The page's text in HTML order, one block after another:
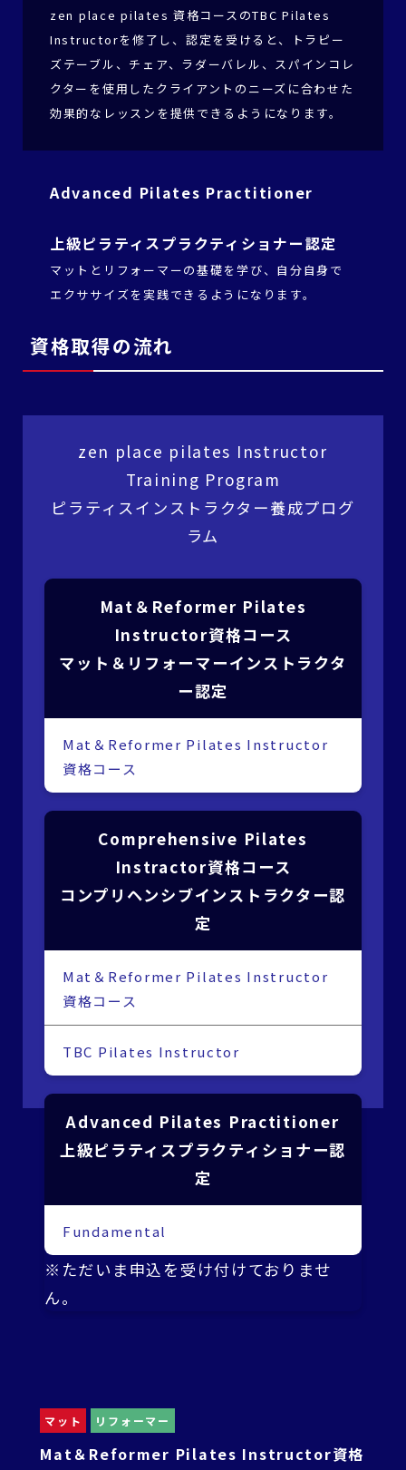
zen place pilates 資格コースのTBC Pilates
Instructorを修了し、認定を受けると、トラピー
ズテーブル、チェア、ラダーバレル、スパインコレ
クターを使用したクライアントのニーズに合わせた
効果的なレッスンを提供できるようになります。
Advanced Pilates Practitioner
上級ピラティスプラクティショナー認定
マットとリフォーマーの基礎を学び、自分自身で
エクササイズを実践できるようになります。
資格取得の流れ
zen place pilates Instructor
Training Program
ピラティスインストラクター養成プログ
ラム
Mat＆Reformer Pilates
Instructor資格コース
マット＆リフォーマーインストラクタ
ー認定
Mat＆Reformer Pilates Instructor
資格コース
Comprehensive Pilates
Instractor資格コース
コンプリヘンシブインストラクター認
定
Mat＆Reformer Pilates Instructor
資格コース
TBC Pilates Instructor
Advanced Pilates Practitioner
上級ピラティスプラクティショナー認
定
Fundamental
※ただいま申込を受け付けておりませ
ん。
マット リフォーマー
Mat＆Reformer Pilates Instructor資格